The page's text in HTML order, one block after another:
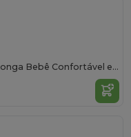
Camiseta Manga Longa Bebê Confortável e Prática